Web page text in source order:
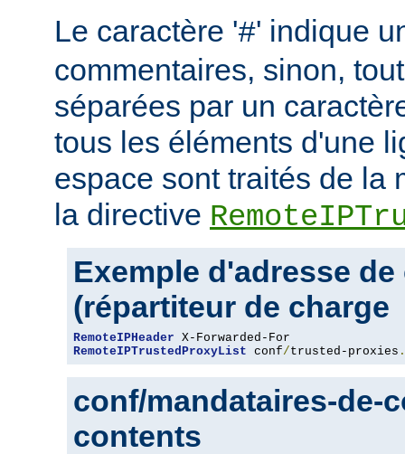
Le caractère '#' indique
commentaires, sinon,
séparées par un
tous les éléments d'une
espace sont traités de la
la directive
Exemple d'adresse
(répartiteur de charge
RemoteIPHeader
RemoteIPTrustedProxyList conf/trusted-proxies .
conf/mandataires-de-
contents